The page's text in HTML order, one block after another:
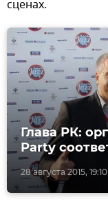
сценах.
28 августа 2015, 19:10
Глава РК:
Party